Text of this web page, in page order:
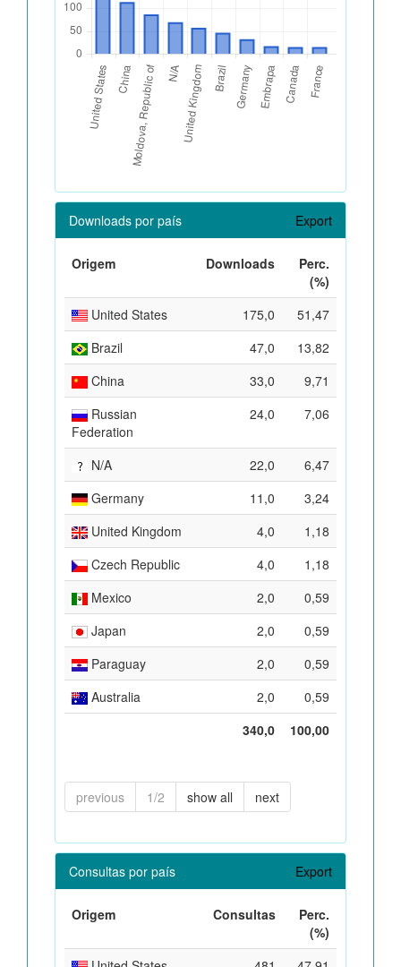
Downloads por país Export
Origem Downloads
Perc.
(%)
United States
175,0
51,47
Brazil
47,0
13,82
China
33,0
9,71
Russian
Federation
24,0 7,06
N/A 22,0
6,47
Germany
11,0
3,24
United Kingdom
4,0
1,18
Czech Republic
4,0
1,18
Mexico
2,0
0,59
Japan
2,0
0,59
Paraguay
2,0
0,59
Australia
2,0
0,59
340,0
100,00
previous 1/2 show all next
Consultas por país Export
Origem Consultas
Perc.
(%)